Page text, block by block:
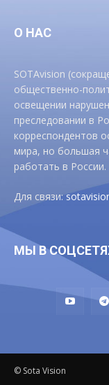
О НАС
SOTAvision
общественно-
освещении
преследовании в
корреспондентов
мира, но большая
работать в России.
Для связи:
МЫ В
© Sota Vision